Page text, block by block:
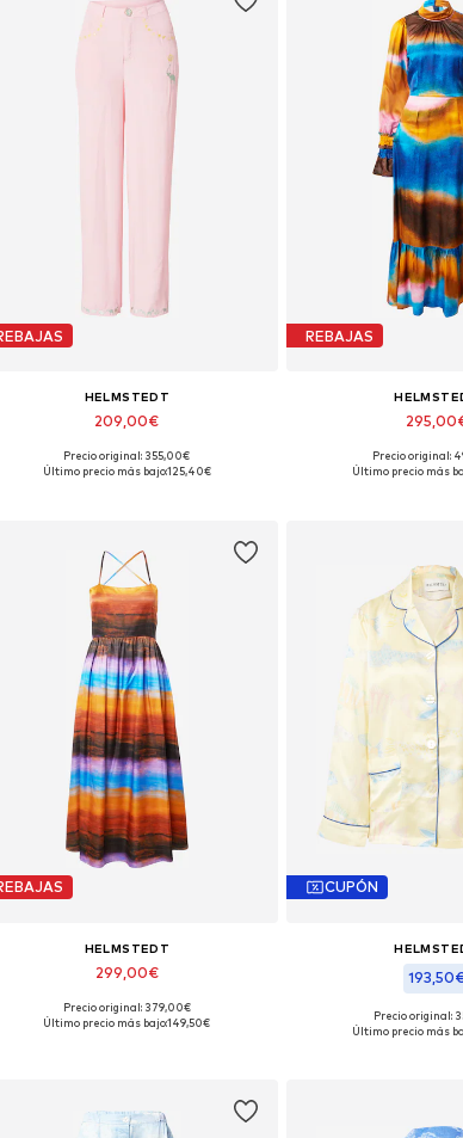
HELMSTEDT
209,00€
Tallas disponibles: 36, 38, 42
Precio original: 355,00€
Último precio más bajo:125,40€
REBAJAS
Tallas
Precio original:
Último precio más
HELMSTEDT
299,00€
Tallas disponibles: 38
Precio original: 379,00€
Último precio más bajo:149,50€
CUPÓN
Tallas
Precio original:
Último precio más